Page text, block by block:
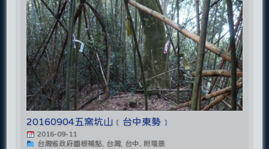
20160904五窯坑山﹝台中東勢﹞
2016-09-11
台灣省政府圖根補點, 台灣, 台中, 附環景